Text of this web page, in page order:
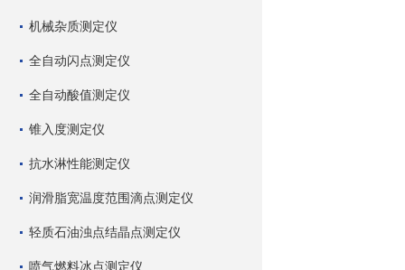
机械杂质测定仪
全自动闪点测定仪
全自动酸值测定仪
锥入度测定仪
抗水淋性能测定仪
润滑脂宽温度范围滴点测定仪
轻质石油浊点结晶点测定仪
喷气燃料冰点测定仪